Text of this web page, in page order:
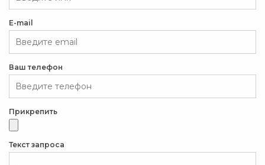
E-mail
Ваш телефон
Прикрепить
Текст запроса